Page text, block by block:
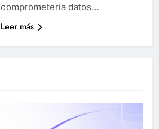
comprometería datos…
Leer más